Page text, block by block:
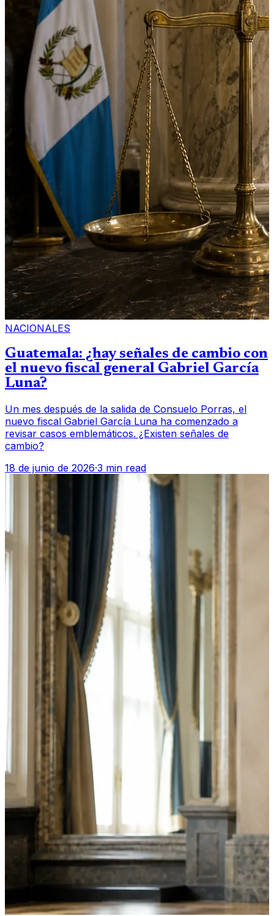
NACIONALES
Guatemala: ¿hay señales de cambio con
el nuevo fiscal general Gabriel García
Luna?
Un mes después de la salida de Consuelo Porras, el
nuevo fiscal Gabriel García Luna ha comenzado a
revisar casos emblemáticos. ¿Existen señales de
cambio?
18 de junio de 2026·3 min read